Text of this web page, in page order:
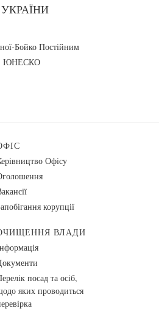
Бойко Постійним
ЮНЕСКО
Офісу
корупції
ВЛАДИ
посад та осіб,
яких проводиться